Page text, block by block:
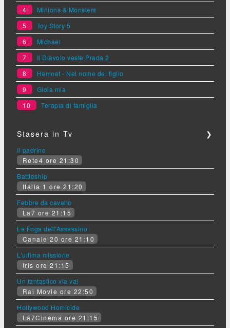
4
Minions & Monsters
5
Toy Story 5
6
Michael
7
Il Diavolo veste Prada 2
8
Hamnet - Nel nome del figlio
9
Gioia mia
10
Terapia di famiglia
Stasera in Tv ❯
Il padrino
Rete4 ore 21:30
Battleship
Italia 1 ore 21:20
Febbre da cavallo
La7 ore 21:15
La Fuga dell'Assassino
Canale 20 ore 21:10
L'ultima missione
Iris ore 21:15
Un fantastico via vai
Rai Movie ore 22:50
Hollywood Homicide
La7Cinema ore 21:15